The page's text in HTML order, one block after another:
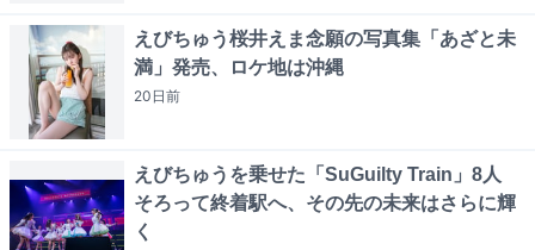
えびちゅう桜井えま念願の写真集「あざと未
満」発売、ロケ地は沖縄
20日前
えびちゅうを乗せた「SuGuilty Train」8人
そろって終着駅へ、その先の未来はさらに輝
く